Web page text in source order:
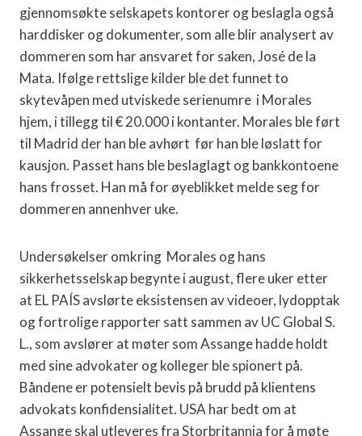
gjennomsøkte selskapets kontorer og beslagla også
harddisker og dokumenter, som alle blir analysert av
dommeren som har ansvaret for saken, José de la
Mata. Ifølge rettslige kilder ble det funnet to
skytevåpen med utviskede serienumre i Morales
hjem, i tillegg til € 20.000 i kontanter. Morales ble ført
til Madrid der han ble avhørt før han ble løslatt for
kausjon. Passet hans ble beslaglagt og bankkontoene
hans frosset. Han må for øyeblikket melde seg for
dommeren annenhver uke.
Undersøkelser omkring Morales og hans
sikkerhetsselskap begynte i august, flere uker etter
at EL PAÍS avslørte eksistensen av videoer, lydopptak
og fortrolige rapporter satt sammen av UC Global S.
L., som avslører at møter som Assange hadde holdt
med sine advokater og kolleger ble spionert på.
Båndene er potensielt bevis på brudd på klientens
advokats konfidensialitet. USA har bedt om at
Assange skal utleveres fra Storbritannia for å møte